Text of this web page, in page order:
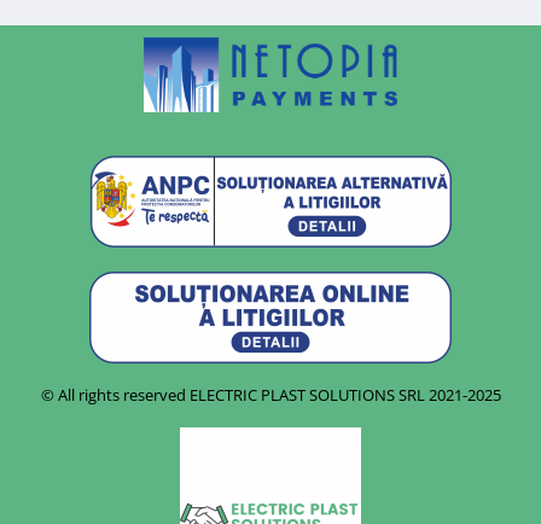
© All rights reserved ELECTRIC PLAST SOLUTIONS SRL2021-2025